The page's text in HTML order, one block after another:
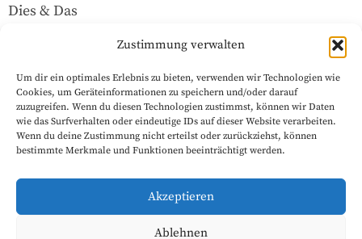
Zustimmung verwalten
Um dir ein optimales Erlebnis zu bieten, verwenden wir Technologien wie
Cookies, um Geräteinformationen zu speichern und/oder darauf
zuzugreifen. Wenn du diesen Technologien zustimmst, können wir Daten
wie das Surfverhalten oder eindeutige IDs auf dieser Website verarbeiten.
Wenn du deine Zustimmung nicht erteilst oder zurückziehst, können
bestimmte Merkmale und Funktionen beeinträchtigt werden.
Akzeptieren
Ablehnen
Dies & Das
Rechtliches
Datenschutzerklärung
Impressum
Cookie-Richtlinie (EU)